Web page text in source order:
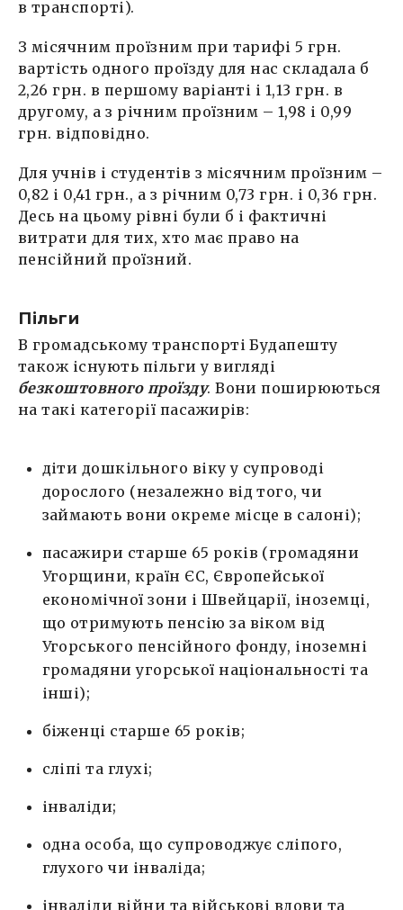
в транспорті).
З місячним проїзним при тарифі 5 грн.
вартість одного проїзду для нас складала б
2,26 грн. в першому варіанті і 1,13 грн. в
другому, а з річним проїзним – 1,98 і 0,99
грн. відповідно.
Для учнів і студентів з місячним проїзним –
0,82 і 0,41 грн., а з річним 0,73 грн. і 0,36 грн.
Десь на цьому рівні були б і фактичні
витрати для тих, хто має право на
пенсійний проїзний.
Пільги
В громадському транспорті Будапешту
також існують пільги у вигляді
безкоштовного проїзду. Вони поширюються
на такі категорії пасажирів:
діти дошкільного віку у супроводі
дорослого (незалежно від того, чи
займають вони окреме місце в салоні);
пасажири старше 65 років (громадяни
Угорщини, країн ЄС, Європейської
економічної зони і Швейцарії, іноземці,
що отримують пенсію за віком від
Угорського пенсійного фонду, іноземні
громадяни угорської національності та
інші);
біженці старше 65 років;
сліпі та глухі;
інваліди;
одна особа, що супроводжує сліпого,
глухого чи інваліда;
інваліди війни та військові вдови та